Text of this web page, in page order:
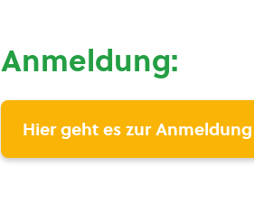
Anmeldung:
Hier geht es zur Anmeldung